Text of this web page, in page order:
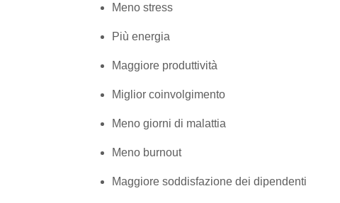
Meno stress
Più energia
Maggiore produttività
Miglior coinvolgimento
Meno giorni di malattia
Meno burnout
Maggiore soddisfazione dei dipendenti